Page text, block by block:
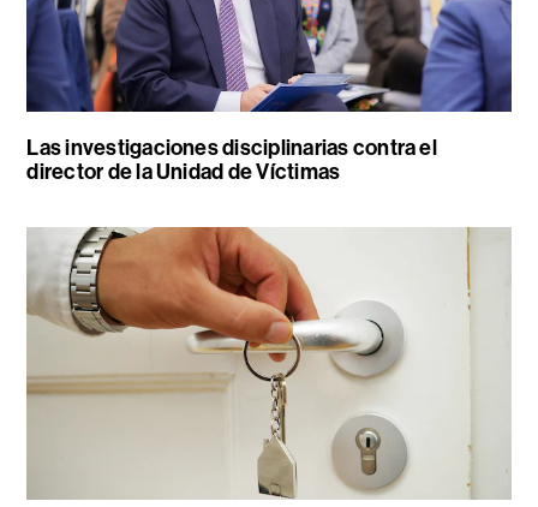
Las investigaciones disciplinarias contra el
director de la Unidad de Víctimas